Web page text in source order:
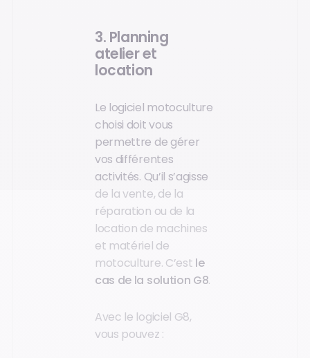
3. Planning
atelier et
location
Le logiciel motoculture
choisi doit vous
permettre de gérer
vos différentes
activités. Qu’il s’agisse
de la vente, de la
réparation ou de la
location de machines
et matériel de
motoculture. C’est le
cas de la solution G8.
Avec le logiciel G8,
vous pouvez :